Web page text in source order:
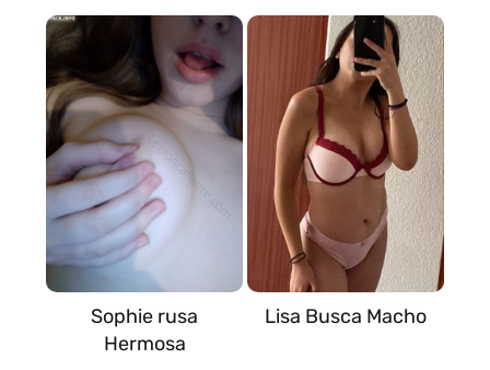
Sophie rusa
Hermosa
Lisa Busca Macho